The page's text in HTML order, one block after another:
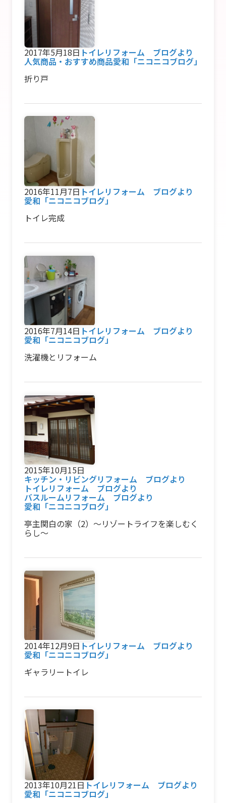
2017年5月18日 トイレリフォーム ブログより
人気商品・おすすめ商品愛和「ニコニコブログ」
折り戸
2016年11月7日 トイレリフォーム ブログより
愛和「ニコニコブログ」
トイレ完成
2016年7月14日 トイレリフォーム ブログより
愛和「ニコニコブログ」
洗濯機とリフォーム
2015年10月15日
キッチン・リビングリフォーム ブログより
トイレリフォーム ブログより
バスルームリフォーム ブログより
愛和「ニコニコブログ」
亭主関白の家（2）～リゾートライフを楽しむく
らし～
2014年12月9日 トイレリフォーム ブログより
愛和「ニコニコブログ」
ギャラリートイレ
2013年10月21日 トイレリフォーム ブログより
愛和「ニコニコブログ」